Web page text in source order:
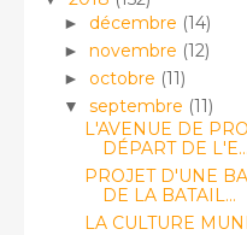
► décembre (14)
► novembre (12)
► octobre (11)
▼ septembre (11)
L'AVENUE DE
DÉPART DE L'E...
PROJET D'UNE
DE LA BATAIL...
LA CULTURE